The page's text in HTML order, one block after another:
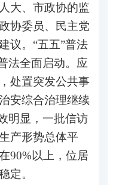
大、市政协的监
协委员、民主党
议。“五五”普法
法全面启动。应
处置突发公共事
安综合治理继续
明显，一批信访
产形势总体平
90%以上，位居
定。